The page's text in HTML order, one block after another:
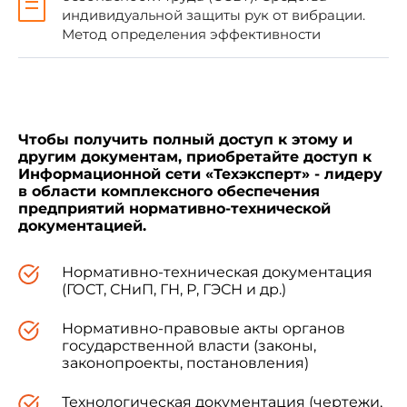
Республика Таджикистан
Украина
Федерации по стандартизации, метрологии и
сертификации от 26 ноября 1977 г.* N 376
97 в качестве государственного стандарта
Российской Федерации с 1 июля 1998 г.
индивидуальной защиты рук от вибрации.
Метод определения эффективности
Чтобы получить полный доступ к этому и
другим документам, приобретайте доступ к
Информационной сети «Техэксперт» - лидеру
в области комплексного обеспечения
предприятий нормативно-технической
документацией.
Нормативно-техническая документация
(ГОСТ, СНиП, ГН, Р, ГЭСН и др.)
Нормативно-правовые акты органов
государственной власти (законы,
законопроекты, постановления)
Технологическая документация (чертежи,